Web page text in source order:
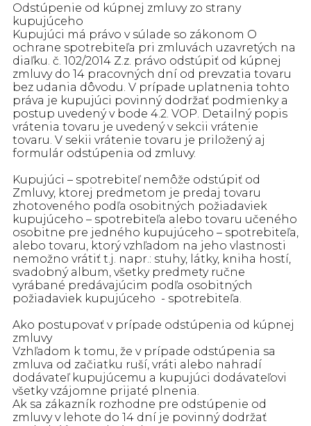
Odstúpenie od kúpnej zmluvy zo strany
kupujúceho
Kupujúci má právo v súlade so zákonom O
ochrane spotrebiteľa pri zmluvách uzavretých na
diaľku. č. 102/2014 Z.z. právo odstúpiť od kúpnej
zmluvy do 14 pracovných dní od prevzatia tovaru
bez udania dôvodu. V prípade uplatnenia tohto
práva je kupujúci povinný dodržať podmienky a
postup uvedený v bode 4.2. VOP. Detailný popis
vrátenia tovaru je uvedený v sekcii vrátenie
tovaru. V sekii vrátenie tovaru je priložený aj
formulár odstúpenia od zmluvy.
Kupujúci – spotrebiteľ nemôže odstúpiť od
Zmluvy, ktorej predmetom je predaj tovaru
zhotoveného podľa osobitných požiadaviek
kupujúceho – spotrebiteľa alebo tovaru učeného
osobitne pre jedného kupujúceho – spotrebiteľa,
alebo tovaru, ktorý vzhľadom na jeho vlastnosti
nemožno vrátiť t.j. napr.: stuhy, látky, kniha hostí,
svadobný album, všetky predmety ručne
vyrábané predávajúcim podľa osobitných
požiadaviek kupujúceho - spotrebiteľa.
Ako postupovať v prípade odstúpenia od kúpnej
zmluvy
Vzhľadom k tomu, že v prípade odstúpenia sa
zmluva od začiatku ruší, vráti alebo nahradí
dodávateľ kupujúcemu a kupujúci dodávateľovi
všetky vzájomne prijaté plnenia.
Ak sa zákazník rozhodne pre odstúpenie od
zmluvy v lehote do 14 dní je povinný dodržať